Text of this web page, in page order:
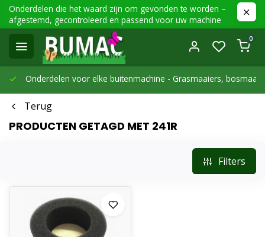
Onderdelen die het waard zijn om gevonden te worden –
afgestemd, gecontroleerd en passend voor uw machine
0
Onderdelen voor elke buitenmachine - Grasmaaiers,
Terug
PRODUCTEN GETAGD MET 241R
Filters